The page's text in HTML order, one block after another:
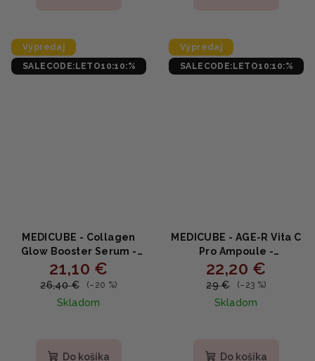
Výpredaj
SALECODE:LETO10:10:%
MEDICUBE - Collagen
Glow Booster Serum -
Rozžiarujúce a
posilňujúce sérum s
kolagénom 15ml
21,10 €
26,40 € (–20 %)
Skladom
produktu
Do košíka
Výpredaj
SALECODE:LETO10:10:%
MEDICUBE - AGE-R Vita C
Pro Ampoule -
Omladzujúce a
rozjasňujúce sérum s
vitamínom C 20ml
22,20 €
29 € (–23 %)
Skladom
produktu
Do košíka